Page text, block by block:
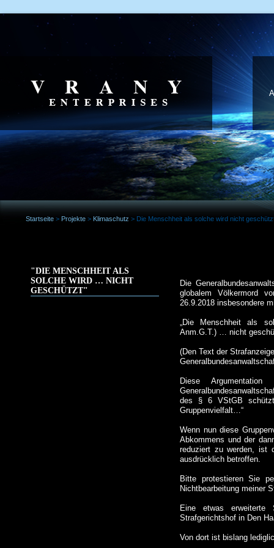
Startseite > Projekte > Klimaschutz > Die Menschheit als solche wird nicht
"DIE MENSCHHEIT ALS
SOLCHE WIRD … NICHT
GESCHÜTZT"
Die
globalem Völkermord
26.9.2018 insbesondere
„Die Menschheit als
Anm.G.T.) … nicht
(Den Text der
Diese
des § 6 VStGB
Gruppenvielfalt…“
Wenn nun diese
Abkommens und der
reduziert zu werden, ist
ausdrücklich betroffen.
Bitte protestieren Sie
Nichtbearbeitung meiner
Eine etwas erweiterte
Strafgerichtshof in Den
Von dort ist bislang